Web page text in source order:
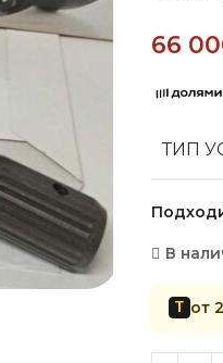
66
ТИП
В
Т от